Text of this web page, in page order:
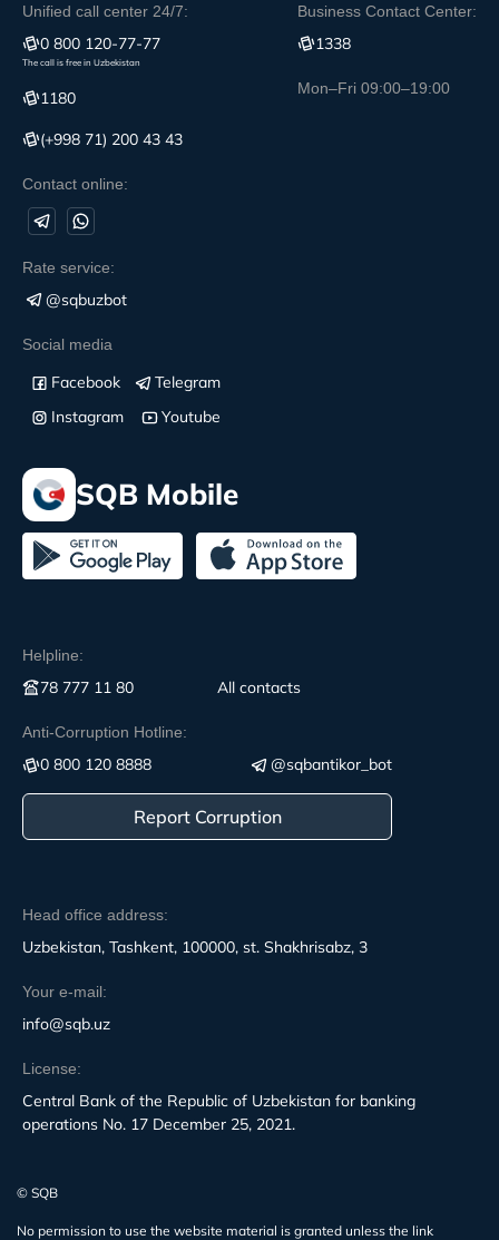
Head office address:
Uzbekistan, Tashkent, 100000, st. Shakhrisabz, 3
Your e-mail:
info@sqb.uz
License:
Central Bank of the Republic of Uzbekistan for banking
operations No. 17 December 25, 2021.
Unified call center 24/7:
0 800 120-77-77
The call is free in Uzbekistan
1180
(+998 71) 200 43 43
Contact online:
Business Contact Center:
1338
Mon–Fri 09:00–19:00
Rate service:
@sqbuzbot
Social media
Facebook
Telegram
Instagram
Youtube
SQB Mobile
Helpline:
78 777 11 80 All contacts
Anti-Corruption Hotline:
0 800 120 8888 @sqbantikor_bot
Report Corruption
© SQB
No permission to use the website material is granted unless the link